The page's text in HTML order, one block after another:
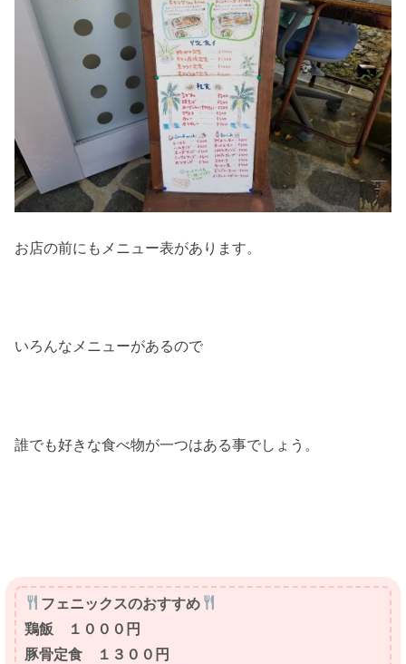
お店の前にもメニュー表があります。
いろんなメニューがあるので
誰でも好きな食べ物が一つはある事でしょう。
フェニックスのおすすめ
鶏飯 １０００円
豚骨定食 １３００円